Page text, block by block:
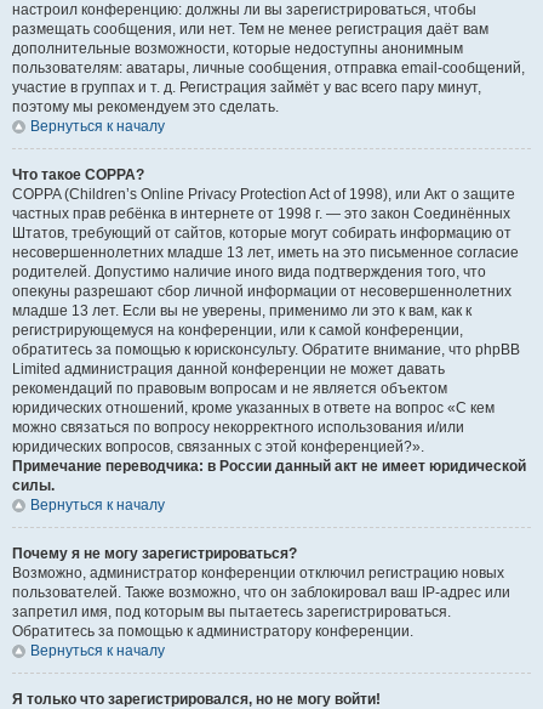
настроил конференцию: должны ли вы зарегистрироваться, чтобы
размещать сообщения, или нет. Тем не менее регистрация даёт вам
дополнительные возможности, которые недоступны анонимным
пользователям: аватары, личные сообщения, отправка email-сообщений,
участие в группах и т. д. Регистрация займёт у вас всего пару минут,
поэтому мы рекомендуем это сделать.
Вернуться к началу
Что такое COPPA?
COPPA (Children’s Online Privacy Protection Act of 1998), или Акт о защите
частных прав ребёнка в интернете от 1998 г. — это закон Соединённых
Штатов, требующий от сайтов, которые могут собирать информацию от
несовершеннолетних младше 13 лет, иметь на это письменное согласие
родителей. Допустимо наличие иного вида подтверждения того, что
опекуны разрешают сбор личной информации от несовершеннолетних
младше 13 лет. Если вы не уверены, применимо ли это к вам, как к
регистрирующемуся на конференции, или к самой конференции,
обратитесь за помощью к юрисконсульту. Обратите внимание, что phpBB
Limited администрация данной конференции не может давать
рекомендаций по правовым вопросам и не является объектом
юридических отношений, кроме указанных в ответе на вопрос «С кем
можно связаться по вопросу некорректного использования и/или
юридических вопросов, связанных с этой конференцией?».
Примечание переводчика: в России данный акт не имеет юридической
силы.
Вернуться к началу
Почему я не могу зарегистрироваться?
Возможно, администратор конференции отключил регистрацию новых
пользователей. Также возможно, что он заблокировал ваш IP-адрес или
запретил имя, под которым вы пытаетесь зарегистрироваться.
Обратитесь за помощью к администратору конференции.
Вернуться к началу
Я только что зарегистрировался, но не могу войти!